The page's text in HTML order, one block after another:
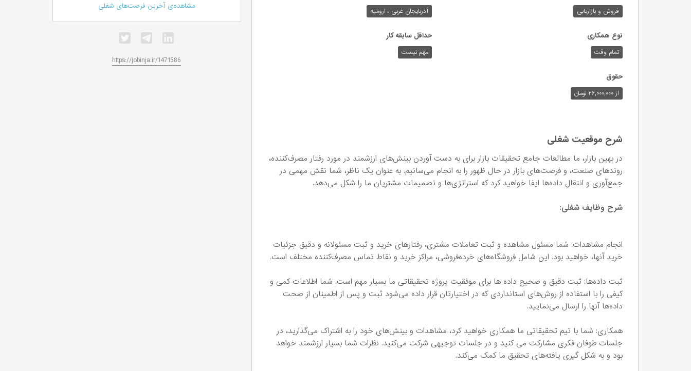
فروش و بازاریابی آذربایجان غربی ، ارومیه
نوع همکاری
تمام وقت
حداقل سابقه کار
مهم نیست
حقوق
از ۲۶,۰۰۰,۰۰۰ تومان
شرح موقعیت شغلی
در بهین بازار، ما مطالعات جامع تحقیقات بازار برای به دست آوردن بینش‌های ارزشمند در مورد رفتار مصرف‌کننده،
روندهای صنعت، و فرصت‌های بازار در حال ظهور را به انجام می‌سانیم. به عنوان یک ناظر، شما نقش مهمی در
جمع‌آوری و انتقال داده‌ها ایفا خواهید کرد که استراتژی‌ها و تصمیمات مشتریان ما را شکل می‌دهد.
شرح وظایف شغلی:
انجام مشاهدات: شما مسئول مشاهده و ثبت تعاملات مشتری، رفتارهای خرید و ثبت مسئولانه و دقیق جزئیات
خرید آنها، خواهید بود. این شامل فروشگاه‌های خرده‌فروشی، مراکز خرید و نقاط تماس مصرف‌کننده مختلف است.
ثبت داده‌ها: ثبت دقیق و صحیح داده ها برای موفقیت پروژه تحقیقاتی ما بسیار مهم است. شما اطلاعات کمی و
کیفی را با استفاده از روش‌های استانداردی که در اختیارتان قرار داده می‌شود ثبت و پس از اطمینان از صحت
داده‌ها آنها را ارسال می‌نمایید.
همکاری: شما با تیم تحقیقاتی ما همکاری خواهید کرد، مشاهدات و بینش‌های خود را به اشتراک می‌گذارید، در
جلسات طوفان فکری مشارکت می کنید و در جلسات توجیهی شرکت می‌کنید. نظرات شما بسیار ارزشمند خواهد
بود و به شکل گیری یافته‌های تحقیق ما کمک می‌کند.
مشاهده‌ی آخرین فرصت‌های شغلی
https://jobinja.ir/1471586